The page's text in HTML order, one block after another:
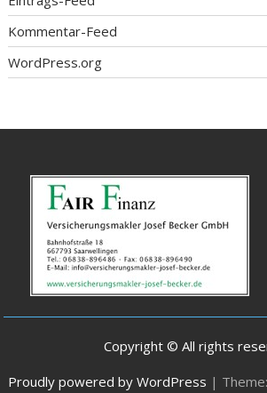
Kommentar-Feed
WordPress.org
Copyright © All rights
Proudly powered by WordPress |